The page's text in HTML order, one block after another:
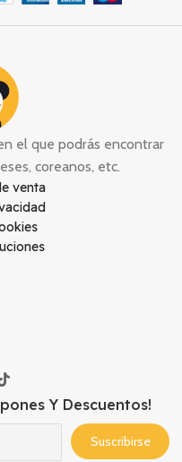
el que podrás encontrar
coreanos, etc.
venta
Y Descuentos!